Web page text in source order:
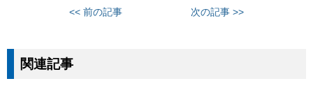
<< 前の記事 次の記事 >>
関連記事